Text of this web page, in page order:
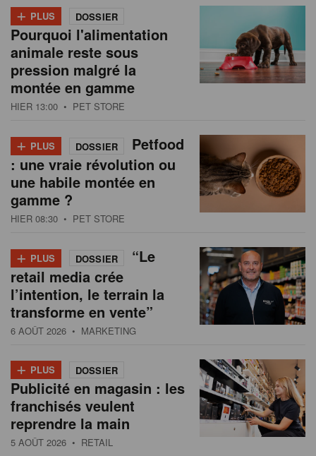
+ PLUS DOSSIER
Pourquoi l'alimentation
animale reste sous
pression malgré la
montée en gamme
HIER 13:00 • PET STORE
+ PLUS DOSSIER
Petfood
: une vraie révolution ou
une habile montée en
gamme ?
HIER 08:30 • PET STORE
+ PLUS DOSSIER
“Le
retail media crée
l’intention, le terrain la
transforme en vente”
6 AOÛT 2026 • MARKETING
+ PLUS DOSSIER
Publicité en magasin : les
franchisés veulent
reprendre la main
5 AOÛT 2026 • RETAIL